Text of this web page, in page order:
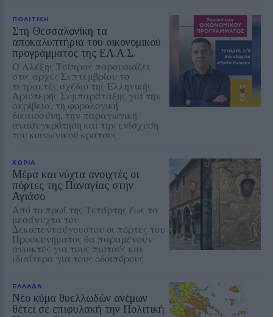
ΠΟΛΙΤΙΚΗ
Στη Θεσσαλονίκη τα
αποκαλυπτήρια του οικονομικού
προγράμματος της ΕΛ.Α.Σ.
Ο Αλέξης Τσίπρας παρουσιάζει
στις αρχές Σεπτεμβρίου το
τετραετές σχέδιο της Ελληνικής
Αριστερής Συμπαράταξης για την
ακρίβεια, τη φορολογική
δικαιοσύνη, την παραγωγική
ανασυγκρότηση και την ενίσχυση
του κοινωνικού κράτους
ΧΩΡΙΑ
Μέρα και νύχτα ανοιχτές οι
πόρτες της Παναγίας στην
Αγιάσο
Από το πρωί της Τετάρτης έως τα
μεσάνυχτα του
Δεκαπενταύγουστου οι πόρτες του
Προσκυνήματος θα παραμένουν
ανοικτές για τους πιστούς και
ιδιαίτερα για τους οδοιπόρους
ΕΛΛΑΔΑ
Νέο κύμα θυελλωδών ανέμων
θέτει σε επιφυλακή την Πολιτική